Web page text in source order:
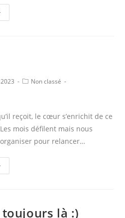
Non classé
reçoit, le cœur s’enrichit de ce
mois défilent mais nous
pour relancer…
là :)